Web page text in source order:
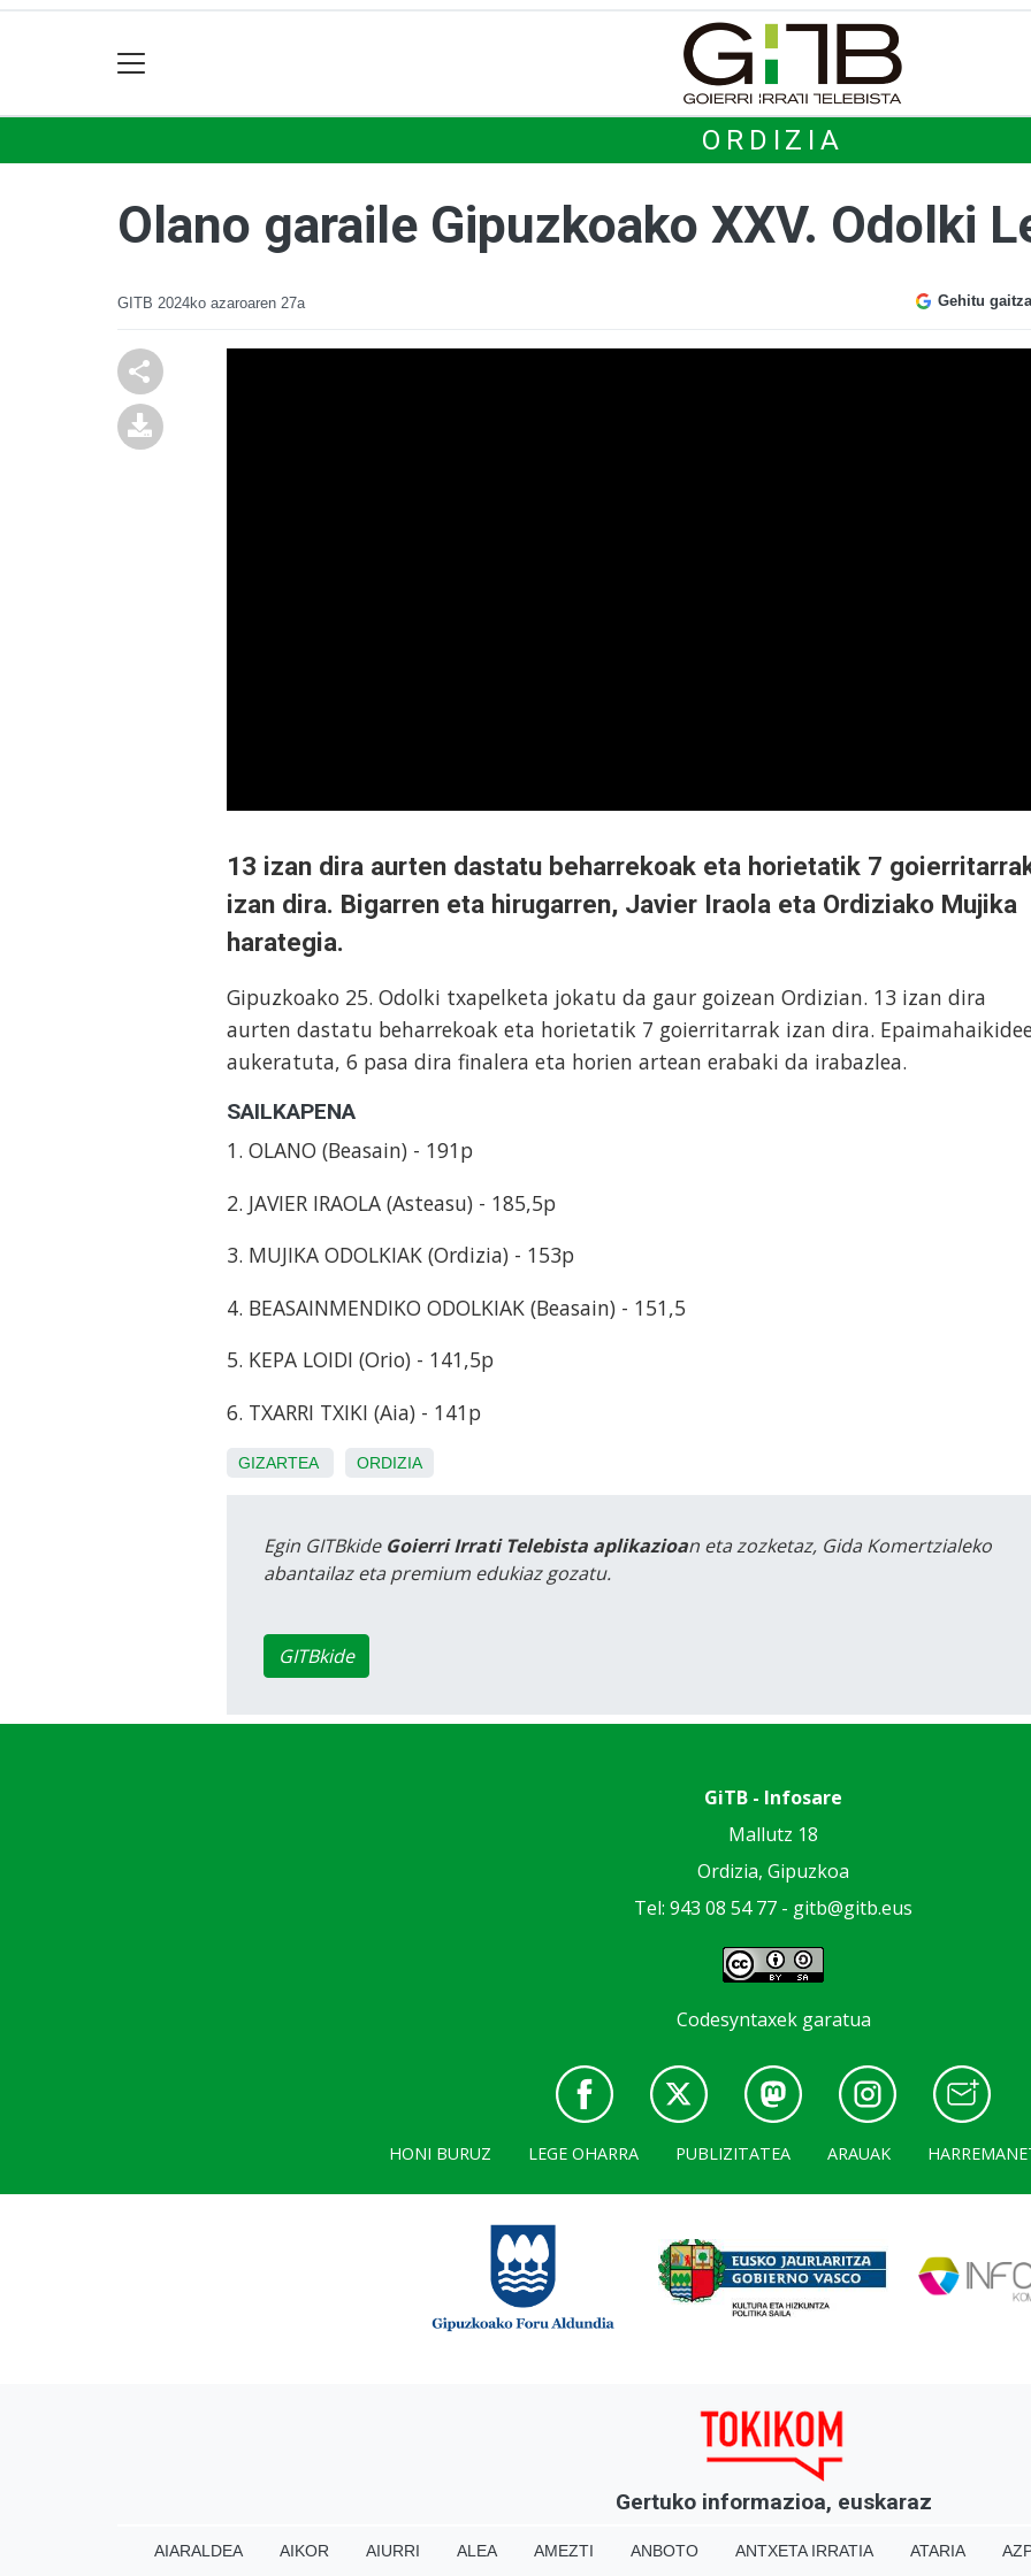
ORDIZIA
Olano garaile Gipuzkoako XXV. Odolki
GITB 2024ko azaroaren 27a Gehitu
13 izan dira aurten dastatu beharrekoak eta horietatik 7
izan dira. Bigarren eta hirugarren, Javier Iraola eta Ordiziako Mujika
harategia.
Gipuzkoako 25. Odolki txapelketa jokatu da gaur goizean Ordizian. 13 izan dira
aurten dastatu beharrekoak eta horietatik 7 goierritarrak izan dira.
aukeratuta, 6 pasa dira finalera eta horien artean erabaki da irabazlea.
SAILKAPENA
1. OLANO (Beasain) - 191p
2. JAVIER IRAOLA (Asteasu) - 185,5p
3. MUJIKA ODOLKIAK (Ordizia) - 153p
4. BEASAINMENDIKO ODOLKIAK (Beasain) - 151,5
5. KEPA LOIDI (Orio) - 141,5p
6. TXARRI TXIKI (Aia) - 141p
GIZARTEA ORDIZIA
Egin GITBkide Goierri Irrati Telebista aplikazioan eta zozketaz, Gida Komertzialeko
abantailaz eta premium edukiaz gozatu.
GITBkide
GiTB - Infosare
Mallutz 18
Ordizia, Gipuzkoa
Tel: 943 08 54 77 - gitb@gitb.eus
Codesyntaxek garatua
HONI BURUZ LEGE OHARRA PUBLIZITATEA ARAUAK
Gertuko informazioa, euskaraz
AIARALDEA AIKOR AIURRI ALEA AMEZTI ANBOTO ANTXETA IRRATIA ATARIA